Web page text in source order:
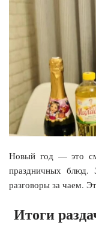
Новый год — это
праздничных блюд.
разговоры за чаем.
Итоги